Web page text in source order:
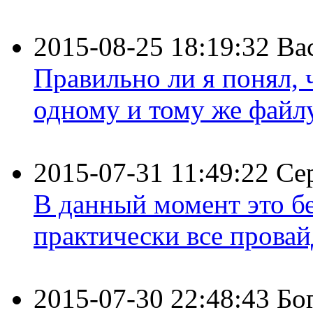
2015-08-25 18:19:32
Правильно ли я понял,
одному и тому же
2015-07-31 11:49:22
В данный момент это
практически все
2015-07-30 22:48:43